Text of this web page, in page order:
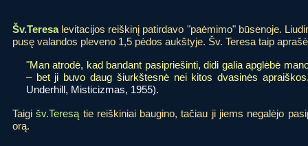
Šv.Teresalevitacijos reiškinį patirdavo "paėmimo" būsenoje.
pusę valandos pleveno 1,5 pėdos aukštyje. Šv. Teresa taip
"Man atrodė, kad bandant pasipriešinti, didi galia apglėbė
– bet ji buvo daug šiurkštesnė nei kitos dvasinės
Underhill, Misticizmas, 1955).
Taigišv.Teresą tie reiškiniai baugino, tačiau ji jiems negalėjo
orą.